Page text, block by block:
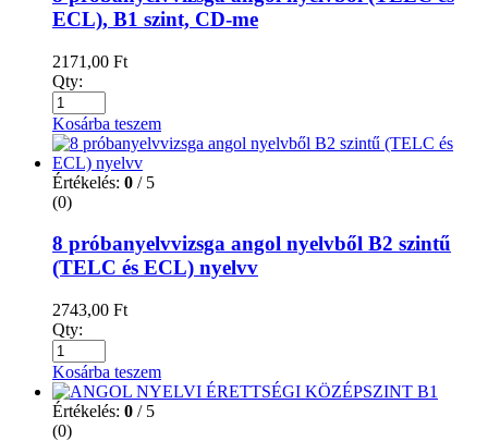
ECL), B1 szint, CD-me
2171,00 Ft
Qty:
Kosárba teszem
Értékelés: 0 / 5
(0)
8 próbanyelvvizsga angol nyelvből B2 szintű
(TELC és ECL) nyelvv
2743,00 Ft
Qty:
Kosárba teszem
Értékelés: 0 / 5
(0)